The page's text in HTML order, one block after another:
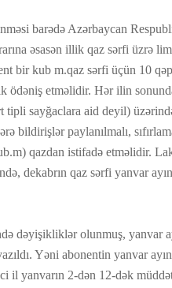
barədə Azərbaycan
əsasən illik qaz sərfi üzrə
bir kub m.qaz sərfi üçün 10
ödəniş etməlidir. Hər ilin
tipli sayğaclara aid deyil)
bildirişlər paylanılmalı,
qazdan istifadə etməlidir.
dekabrın qaz sərfi yanvar
dəyişikliklər olunmuş, yanvar
Yəni abonentin yanvar
il yanvarın 2-dən 12-dək